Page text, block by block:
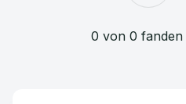
0 von 0 fanden